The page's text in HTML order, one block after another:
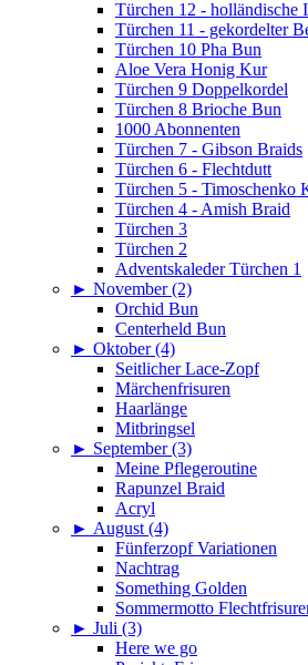
Türchen 12 - holländische
Türchen 11 - gekordelter
Türchen 10 Pha Bun
Aloe Vera Honig Kur
Türchen 9 Doppelkordel
Türchen 8 Brioche Bun
1000 Abonnenten
Türchen 7 - Gibson Braids
Türchen 6 - Flechtdutt
Türchen 5 - Timoschenko
Türchen 4 - Amish Braid
Türchen 3
Türchen 2
Adventskaleder Türchen 1
► November (2)
Orchid Bun
Centerheld Bun
► Oktober (4)
Seitlicher Lace-Zopf
Märchenfrisuren
Haarlänge
Mitbringsel
► September (3)
Meine Pflegeroutine
Rapunzel Braid
Acryl
► August (4)
Fünferzopf Variationen
Nachtrag
Something Golden
Sommermotto
► Juli (3)
Here we go